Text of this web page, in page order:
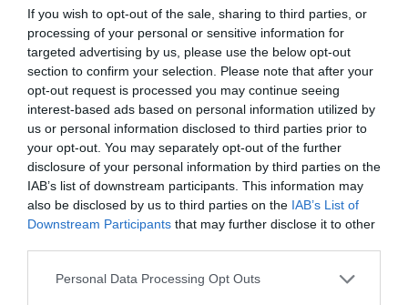
If you wish to opt-out of the sale, sharing to third parties, or
processing of your personal or sensitive information for
targeted advertising by us, please use the below opt-out
section to confirm your selection. Please note that after your
opt-out request is processed you may continue seeing
interest-based ads based on personal information utilized by
us or personal information disclosed to third parties prior to
your opt-out. You may separately opt-out of the further
disclosure of your personal information by third parties on the
IAB’s list of downstream participants. This information may
also be disclosed by us to third parties on the IAB’s List of
Downstream Participants that may further disclose it to other
Personal Data Processing Opt Outs
dvor), »potujoči oder« Odprte plesne scene,
»potujoči oder« Odprtih živih dvorišč (literarni
pogovori, scenariji prihodnosti),
lent6.jpg